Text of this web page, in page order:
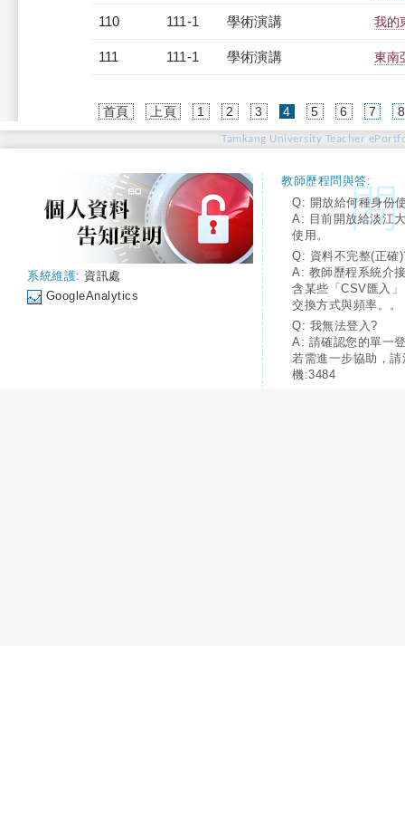
110 111-1 學術演講 我的
111 111-1 學術演講 東南
首頁 上頁 1 2 3 4(current)
5 6 7 8
Tamkang University Teacher
系統維護: 資訊處
GoogleAnalytics
教師歷程問與答:
Q: 開放給何種身份
A: 目前開放給淡江
使用。
Q: 資料不完整(正確
A: 教師歷程系統介
含某些「CSV匯入
交換方式與頻率。。
Q: 我無法登入?
A: 請確認您的單一
若需進一步協助，
機:3484